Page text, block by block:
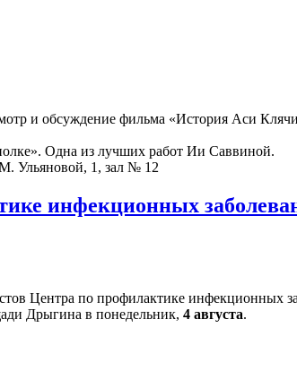
и обсуждение фильма «История Аси
Одна из лучших работ Ии Саввиной.
Ульяновой, 1, зал № 12
инфекционных
Центра по профилактике инфекционных
Дрыгина в понедельник, 4 августа.